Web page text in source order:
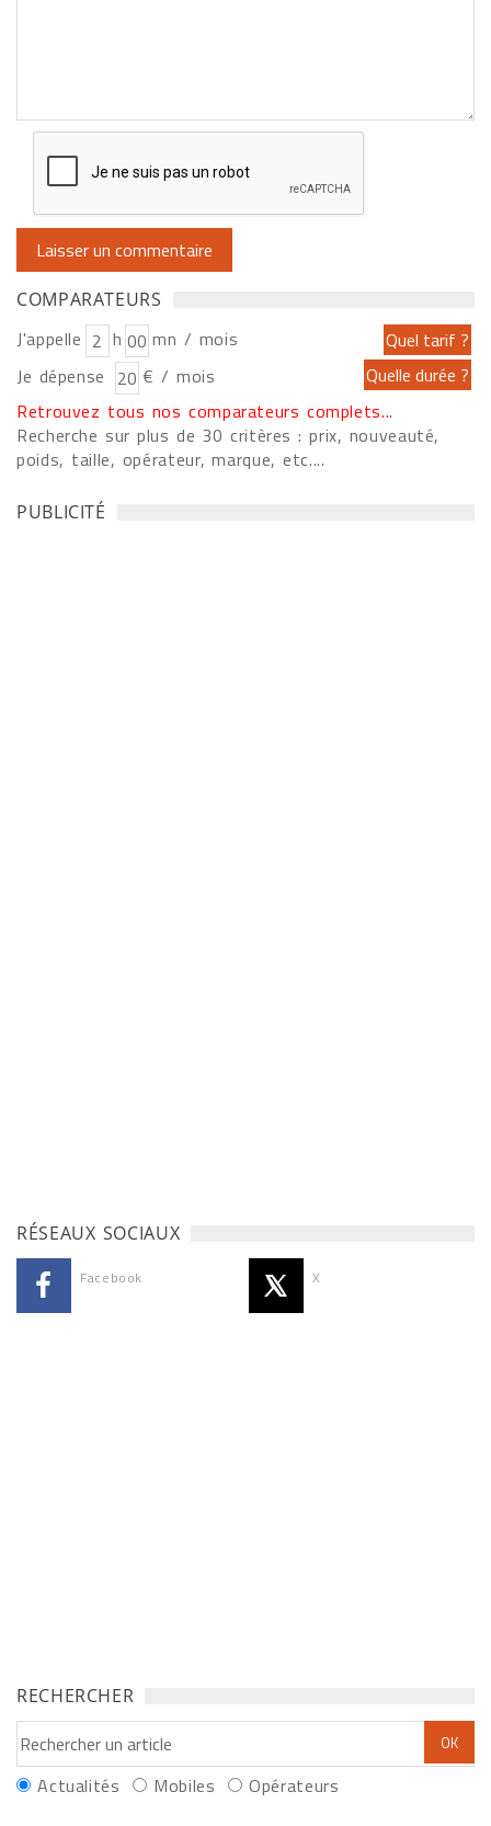
COMPARATEURS
J'appelle h
mn / mois
Je dépense
€ / mois
Retrouvez tous nos comparateurs complets...
Recherche sur plus de 30 critères : prix, nouveauté,
poids, taille, opérateur, marque, etc....
PUBLICITÉ
RÉSEAUX SOCIAUX
Facebook X
RECHERCHER
Actualités Mobiles Opérateurs